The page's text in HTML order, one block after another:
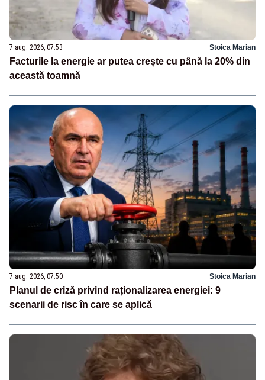
7 aug. 2026, 07:53 Stoica Marian
Facturile la energie ar putea crește cu până la 20% din
această toamnă
7 aug. 2026, 07:50 Stoica Marian
Planul de criză privind raționalizarea energiei: 9
scenarii de risc în care se aplică